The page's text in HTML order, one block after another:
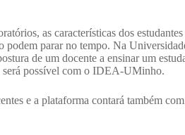
as características dos
podem parar no tempo. Na
de um docente a ensinar um
será possível com o IDEA-UMinho.
e a plataforma contará também